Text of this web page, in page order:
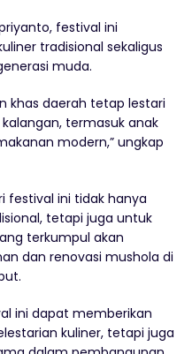
festival ini
tradisional sekaligus
muda.
khas daerah tetap lestari
termasuk anak
modern,” ungkap
festival ini tidak hanya
tetapi juga untuk
terkumpul akan
dan renovasi mushola di
ini dapat memberikan
kuliner, tetapi juga